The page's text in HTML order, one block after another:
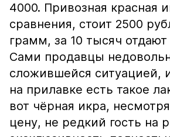
4000. Привозная красная
сравнения, стоит 2500
грамм, за 10 тысяч
Сами продавцы
сложившейся ситуацией,
на прилавке есть такое
вот чёрная икра,
цену, не редкий гость на